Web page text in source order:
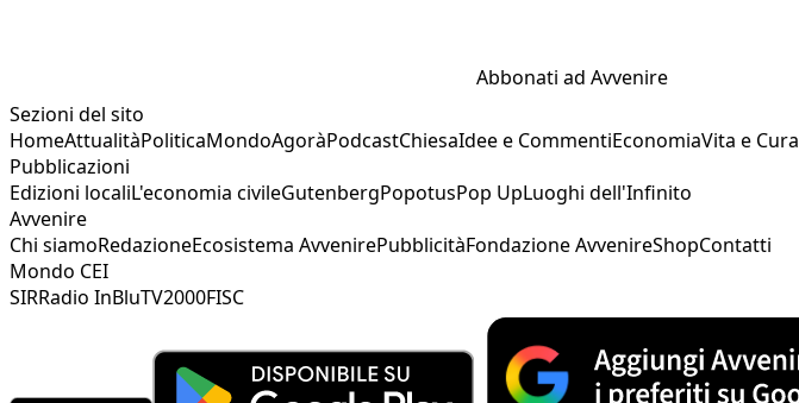
Abbonati ad Avvenire
Sezioni del sito
HomeAttualitàPoliticaMondoAgoràPodcastChiesaIdee e CommentiEconomiaVita e Cura
Pubblicazioni
Edizioni localiL'economia civileGutenbergPopotusPop UpLuoghi dell'Infinito
Avvenire
Chi siamoRedazioneEcosistema AvvenirePubblicitàFondazione AvvenireShopContatti
Mondo CEI
SIRRadio InBluTV2000FISC